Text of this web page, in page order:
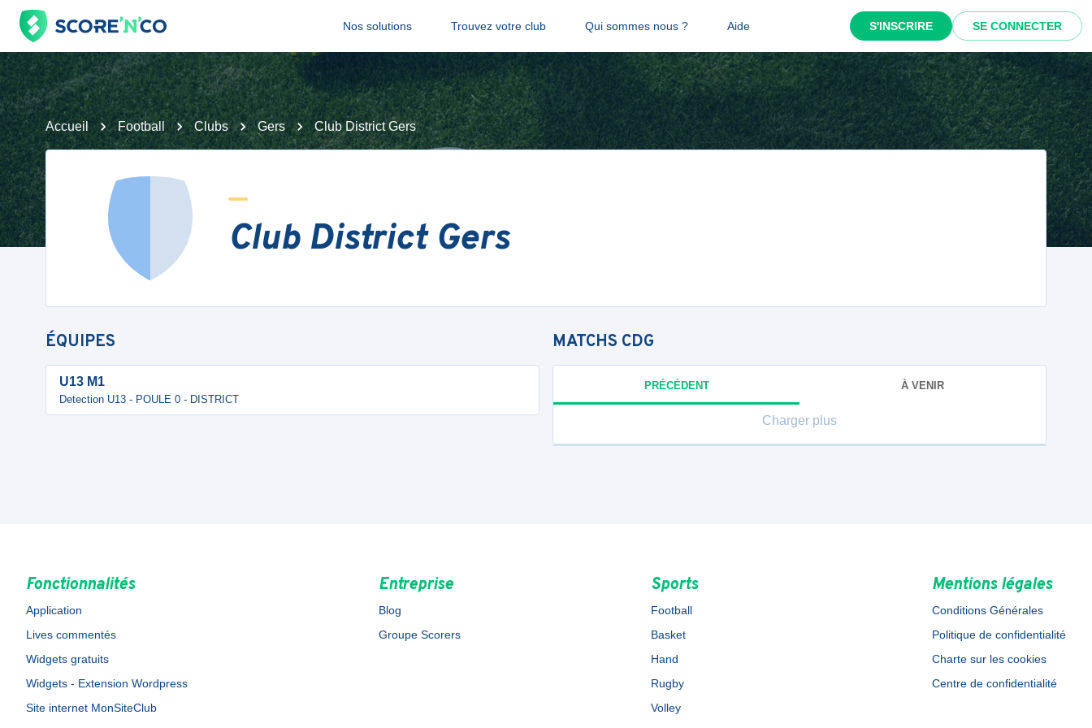
Nos solutions Trouvez votre club Qui sommes nous ? Aide S'INSCRIRE SE CONNECTER
Accueil Football Clubs Gers Club District Gers
Club District Gers
ÉQUIPES
U13 M1
Detection U13 - POULE 0 - DISTRICT
MATCHS CDG
PRÉCÉDENT À VENIR
Charger plus
Fonctionnalités
Application
Lives commentés
Widgets gratuits
Widgets - Extension Wordpress
Site internet MonSiteClub
Entreprise
Blog
Groupe Scorers
Sports
Football
Basket
Hand
Rugby
Volley
Mentions légales
Conditions Générales
Politique de confidentialité
Charte sur les cookies
Centre de confidentialité